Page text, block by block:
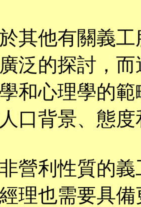
他有關義工
泛的探討，
和心理學的
口背景、態
利性質的義
理也需要具